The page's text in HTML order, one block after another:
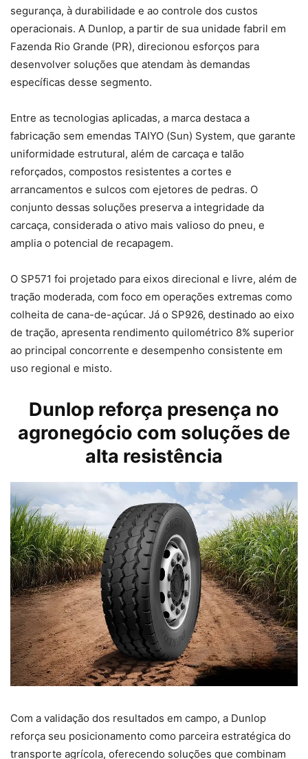
segurança, à durabilidade e ao controle dos custos
operacionais. A Dunlop, a partir de sua unidade fabril em
Fazenda Rio Grande (PR), direcionou esforços para
desenvolver soluções que atendam às demandas
específicas desse segmento.
Entre as tecnologias aplicadas, a marca destaca a
fabricação sem emendas TAIYO (Sun) System, que garante
uniformidade estrutural, além de carcaça e talão
reforçados, compostos resistentes a cortes e
arrancamentos e sulcos com ejetores de pedras. O
conjunto dessas soluções preserva a integridade da
carcaça, considerada o ativo mais valioso do pneu, e
amplia o potencial de recapagem.
O SP571 foi projetado para eixos direcional e livre, além de
tração moderada, com foco em operações extremas como
colheita de cana-de-açúcar. Já o SP926, destinado ao eixo
de tração, apresenta rendimento quilométrico 8% superior
ao principal concorrente e desempenho consistente em
uso regional e misto.
Dunlop reforça presença no
agronegócio com soluções de
alta resistência
Com a validação dos resultados em campo, a Dunlop
reforça seu posicionamento como parceira estratégica do
transporte agrícola, oferecendo soluções que combinam